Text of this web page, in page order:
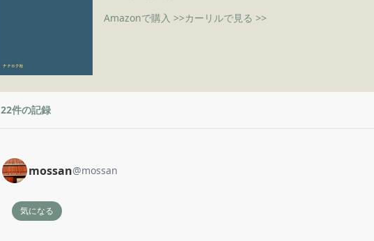
Amazonで購入 >>カーリルで見る >>
22件の記録
mossan@mossan
気になる